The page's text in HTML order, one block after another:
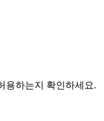
용하는지 확인하세요.